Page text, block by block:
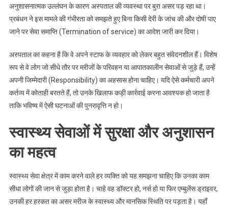
अनुशासनात्मक उल्लंघन के कारण अस्पताल की व्यवस्था पर बुरा असर पड़ रहा था।
प्रबंधन ने इस मामले की गंभीरता को समझते हुए बिना किसी देरी के जांच की और दोषी पाए
जाने पर सेवा समाप्ति (Termination of service) का आदेश जारी कर दिया।
अस्पताल का कहना है कि वे अपने स्टाफ के व्यवहार को लेकर बहुत संवेदनशील हैं। विशेष
रूप से वे लोग जो सीधे तौर पर मरीजों के परिवहन या आपातकालीन सेवाओं से जुड़े हैं, उन्हें
अपनी जिम्मेदारी (Responsibility) का अहसास होना चाहिए। यदि ऐसे कर्मचारी अपने
कर्तव्य में कोताही बरतते हैं, तो उनके खिलाफ कड़ी कार्रवाई करना आवश्यक हो जाता है
ताकि भविष्य में ऐसी घटनाओं की पुनरावृत्ति न हो।
स्वास्थ्य सेवाओं में सुरक्षा और अनुशासन
का महत्व
स्वास्थ्य सेवा क्षेत्र में काम करने वाले हर व्यक्ति को यह समझना चाहिए कि उनका काम
सीधा लोगों की जान से जुड़ा होता है। चाहे वह डॉक्टर हो, नर्स हो या फिर एम्बुलेंस ड्राइवर,
उनकी हर हरकत का असर मरीज के स्वास्थ्य और मानसिक स्थिति पर पड़ता है। यहाँ